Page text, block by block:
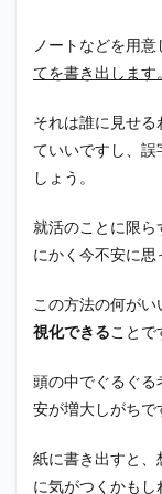
次の
年に
3.3
ータ
らの
正社
員を
す
3.4
があ
るな
ら起
フリ
ーラ
ノートなどを用
てを書き出します。
それは誰に見せる
ていいですし、誤
しょう。
就活のことに限ら
にかく今不安に思
この方法の何がい
視化できることで
頭の中でぐるぐる
安が増大しがちで
紙に書き出すと、
に気がつくかもし